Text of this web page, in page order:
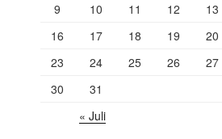
9
10 11 12 13
16
17 18 19 20
23
24 25 26 27
30
31
« Juli